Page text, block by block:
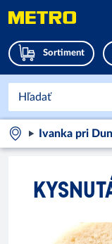
Sortiment
Ivanka pri